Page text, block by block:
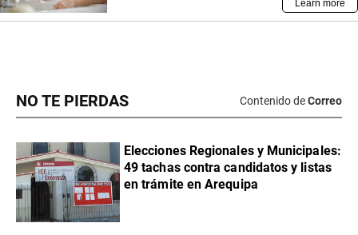
NO TE PIERDAS Contenido deCorreo
Elecciones Regionales y Municipales:
49 tachas contra candidatos y listas
en trámite en Arequipa